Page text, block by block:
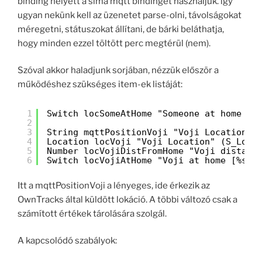
ugyan nekünk kell az üzenetet parse-olni, távolságokat
méregetni, státuszokat állítani, de bárki beláthatja,
hogy minden ezzel töltött perc megtérül (nem).
Szóval akkor haladjunk sorjában, nézzük először a
működéshez szükséges item-ek listáját:
1
2
3
4
5
6
Switch locSomeAtHome "Someone at home
String mqttPositionVoji "Voji Location
Location locVoji "Voji Location"
Number locVojiDistFromHome "Voji
Switch locVojiAtHome "Voji at home [%s]"
Itt a mqttPositionVoji a lényeges, ide érkezik az
OwnTracks által küldött lokáció. A többi változó csak a
számított értékek tárolására szolgál.
A kapcsolódó szabályok: